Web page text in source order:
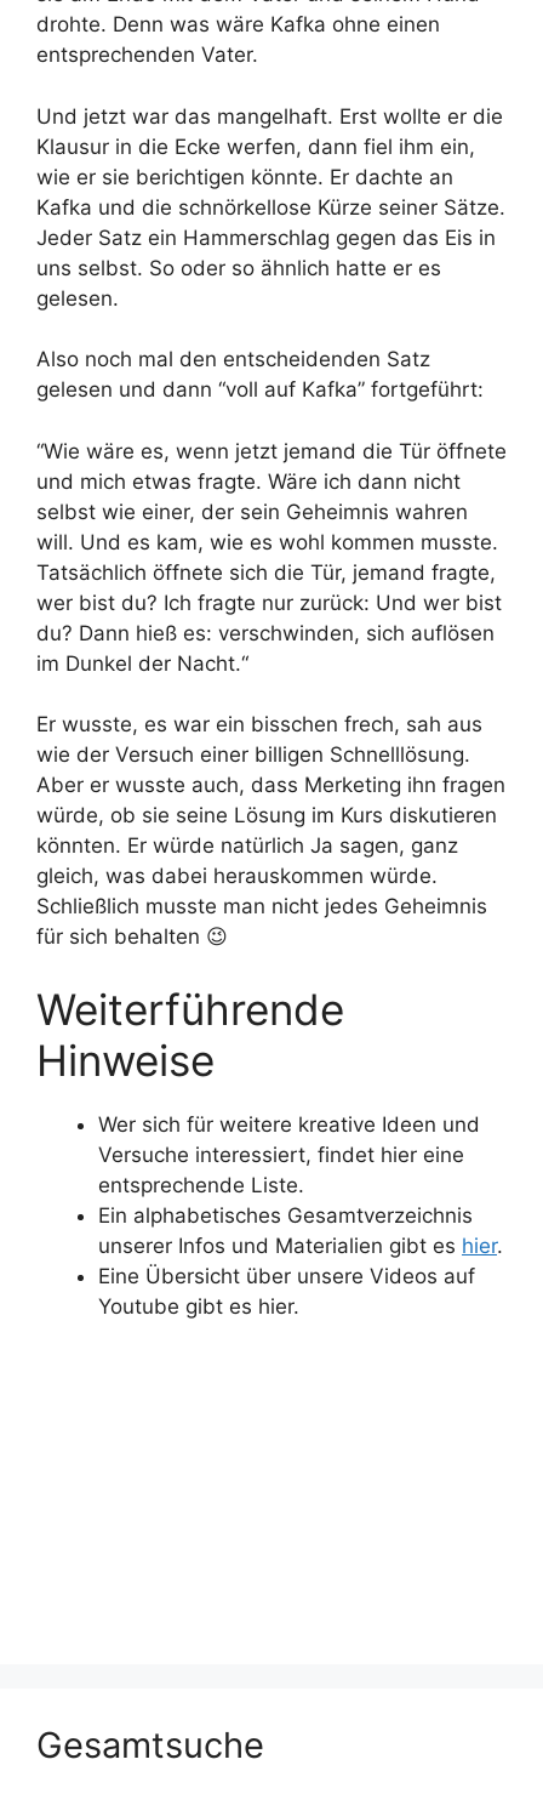
drohte. Denn was wäre Kafka ohne einen
entsprechenden Vater.
Und jetzt war das mangelhaft. Erst wollte er die
Klausur in die Ecke werfen, dann fiel ihm ein,
wie er sie berichtigen könnte. Er dachte an
Kafka und die schnörkellose Kürze seiner Sätze.
Jeder Satz ein Hammerschlag gegen das Eis in
uns selbst. So oder so ähnlich hatte er es
gelesen.
Also noch mal den entscheidenden Satz
gelesen und dann “voll auf Kafka” fortgeführt:
“Wie wäre es, wenn jetzt jemand die Tür öffnete
und mich etwas fragte. Wäre ich dann nicht
selbst wie einer, der sein Geheimnis wahren
will. Und es kam, wie es wohl kommen musste.
Tatsächlich öffnete sich die Tür, jemand fragte,
wer bist du? Ich fragte nur zurück: Und wer bist
du? Dann hieß es: verschwinden, sich auflösen
im Dunkel der Nacht.“
Er wusste, es war ein bisschen frech, sah aus
wie der Versuch einer billigen Schnelllösung.
Aber er wusste auch, dass Merketing ihn fragen
würde, ob sie seine Lösung im Kurs diskutieren
könnten. Er würde natürlich Ja sagen, ganz
gleich, was dabei herauskommen würde.
Schließlich musste man nicht jedes Geheimnis
für sich behalten 😉
Weiterführende
Hinweise
Wer sich für weitere kreative Ideen und
Versuche interessiert, findet hier eine
entsprechende Liste.
Ein alphabetisches Gesamtverzeichnis
unserer Infos und Materialien gibt es hier.
Eine Übersicht über unsere Videos auf
Youtube gibt es hier.
Gesamtsuche